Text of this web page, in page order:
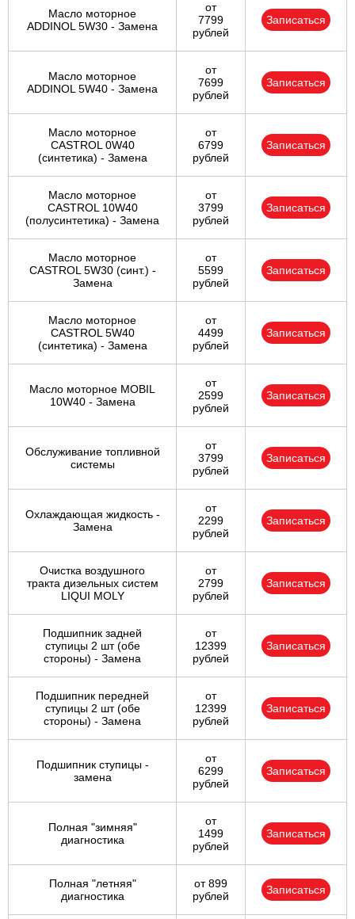
Масло моторное
ADDINOL 5W30 - Замена
от
7799
рублей
Записаться
Масло моторное
ADDINOL 5W40 - Замена
от
7699
рублей
Записаться
Масло моторное
CASTROL 0W40
(синтетика) - Замена
от
6799
рублей
Записаться
Масло моторное
CASTROL 10W40
(полусинтетика) - Замена
от
3799
рублей
Записаться
Масло моторное
CASTROL 5W30 (синт.) -
Замена
от
5599
рублей
Записаться
Масло моторное
CASTROL 5W40
(синтетика) - Замена
от
4499
рублей
Записаться
Масло моторное MOBIL
10W40 - Замена
от
2599
рублей
Записаться
Обслуживание топливной
системы
от
3799
рублей
Записаться
Охлаждающая жидкость -
Замена
от
2299
рублей
Записаться
Очистка воздушного
тракта дизельных систем
LIQUI MOLY
от
2799
рублей
Записаться
Подшипник задней
ступицы 2 шт (обе
стороны) - Замена
от
12399
рублей
Записаться
Подшипник передней
ступицы 2 шт (обе
стороны) - Замена
от
12399
рублей
Записаться
Подшипник ступицы -
замена
от
6299
рублей
Записаться
Полная "зимняя"
диагностика
от
1499
рублей
Записаться
Полная "летняя"
диагностика
от 899
рублей
Записаться